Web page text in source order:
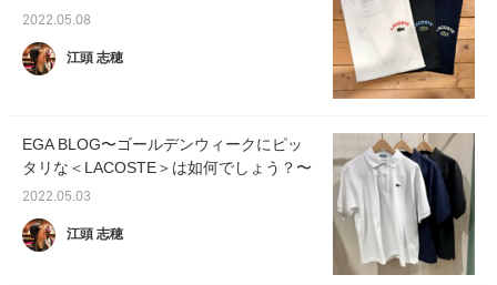
2022.05.08
江頭 志穂
EGA BLOG〜ゴールデンウィークにピッ
タリな＜LACOSTE＞は如何でしょう？〜
2022.05.03
江頭 志穂